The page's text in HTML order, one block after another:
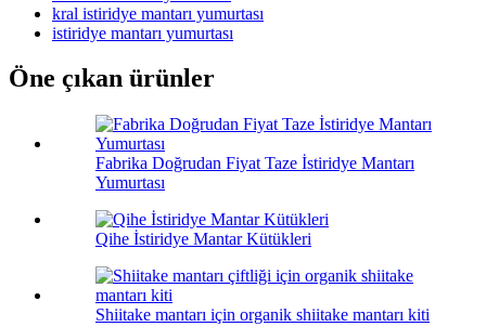
kral istiridye mantarı yumurtası
istiridye mantarı yumurtası
Öne çıkan ürünler
Fabrika Doğrudan Fiyat Taze İstiridye Mantarı
Yumurtası
Qihe İstiridye Mantar Kütükleri
Shiitake mantarı için organik shiitake mantarı kiti